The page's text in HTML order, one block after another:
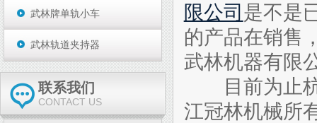
武林牌单轨小车
武林轨道夹持器
联系我们
CONTACT US
限公司 是不是
的产品在销售
武林机器有限
目前为止杭
江冠林机械所